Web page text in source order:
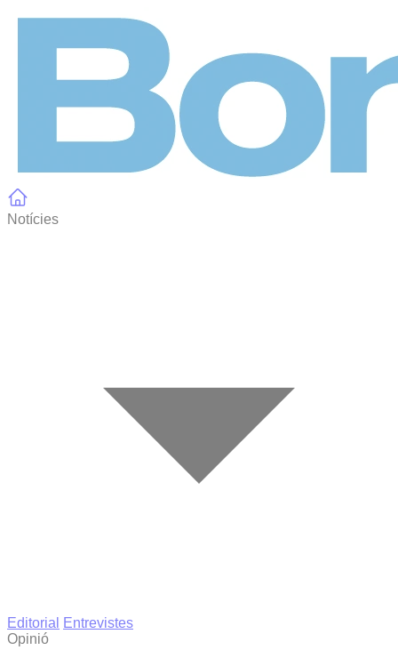
Notícies
Editorial
Entrevistes
Opinió